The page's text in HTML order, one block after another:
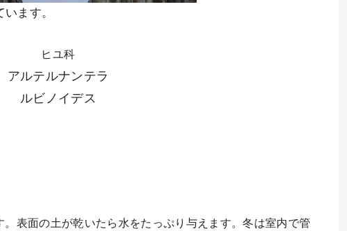
ます。
ヒユ科
アルテルナンテラ
ルビノイデス
表面の土が乾いたら水をたっぷり与えます。冬は室内で管